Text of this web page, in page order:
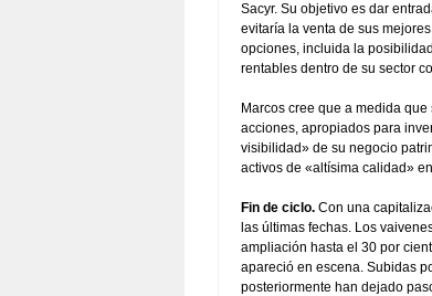
Sacyr. Su objetivo es dar
evitaría la venta de sus
opciones, incluida la
rentables dentro de su sector
Marcos cree que a medida
acciones, apropiados para
visibilidad» de su negocio
activos de «altísima calidad»
Fin de ciclo. Con una
las últimas fechas. Los
ampliación hasta el 30 por
apareció en escena. Subidas
posteriormente han dejado